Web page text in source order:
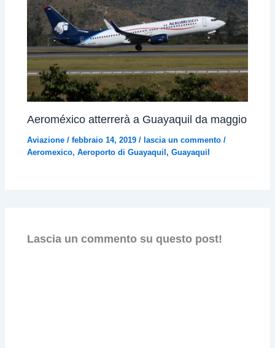
Aeroméxico atterrerà a Guayaquil da maggio
Aviazione /febbraio 14, 2019/ lascia un commento /
Aeromexico,Aeroporto di Guayaquil,Guayaquil
Lascia un commento su questo post!